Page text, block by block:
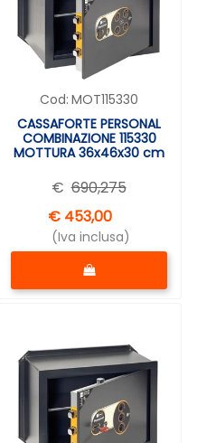
Cod: MOT115330
CASSAFORTE PERSONAL
COMBINAZIONE 115330
MOTTURA 36x46x30 cm
€ 690,275
€ 453,00
(Iva inclusa)
Quantità